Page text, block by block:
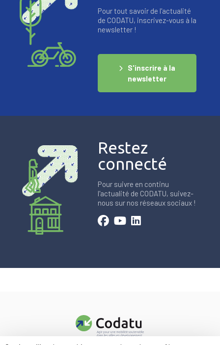
Pour tout savoir de l'actualité
de CODATU, inscrivez-vous à la
newsletter !
S'inscrire à la
newsletter
Restez
connecté
Pour suivre en continu
l'actualité de CODATU, suivez-
nous sur nos réseaux sociaux !